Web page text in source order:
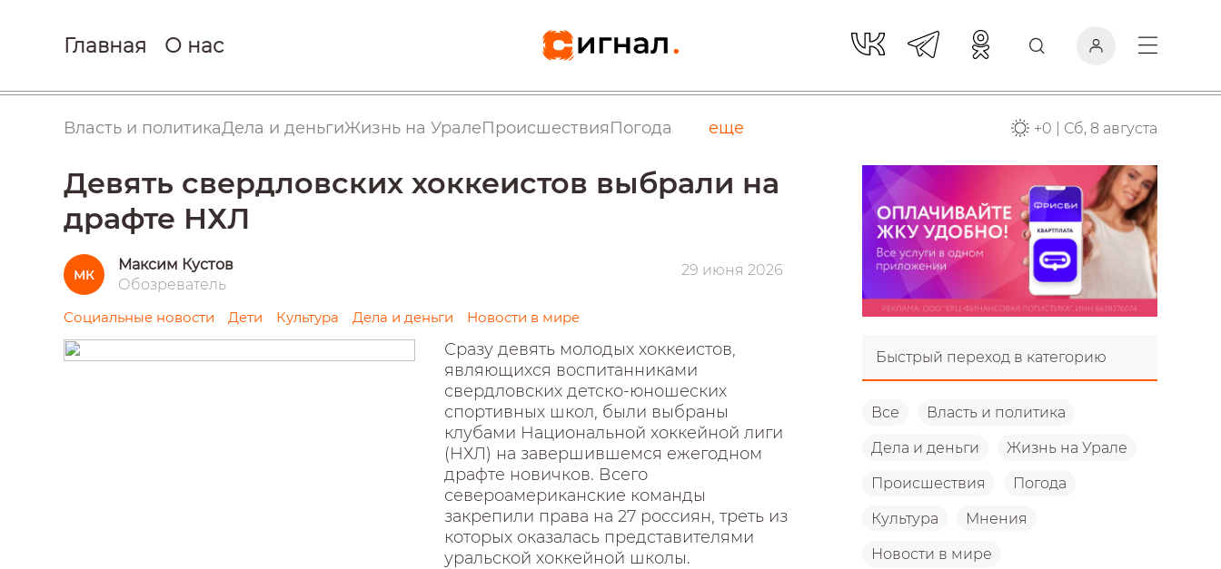
Главная О нас
Власть и политикаДела и деньгиЖизнь на УралеПроисшествияПогода еще +0 Сб, 8 августа
Девять свердловских хоккеистов выбрали на
драфте НХЛ
МК
Максим Кустов
Обозреватель
29 июня 2026
Социальные новости Дети Культура Дела и деньги Новости в мире
Сразу девять молодых хоккеистов,
являющихся воспитанниками
свердловских детско-юношеских
спортивных школ, были выбраны
клубами Национальной хоккейной лиги
(НХЛ) на завершившемся ежегодном
драфте новичков. Всего
североамериканские команды
закрепили права на 27 россиян, треть из
которых оказалась представителями
уральской хоккейной школы.
Быстрый переход в категорию
Все Власть и политика
Дела и деньги Жизнь на Урале
Происшествия Погода
Культура Мнения
Новости в мире